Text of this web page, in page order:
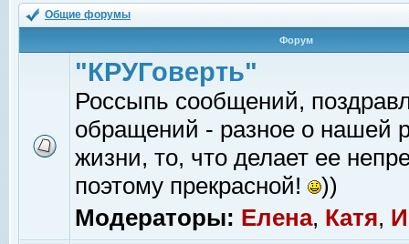
Общие форумы
Форум
"КРУГоверть"
Россыпь сообщений,
обращений - разное о нашей
жизни, то, что делает ее
поэтому прекрасной!
))
Модераторы: Елена, Катя,